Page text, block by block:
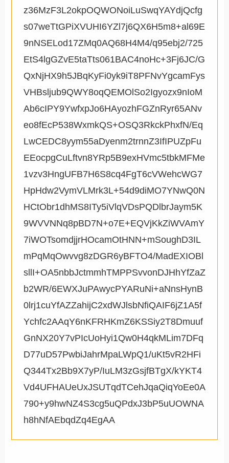
z36MzF3L2okpOQWONoiLuSwqYAYdjQcfg
s07weTtGPiXVUHI6YZl7j6QX6H5m8+al69E
9nNSELod17ZMq0AQ68H4M4/q95ebj2/725
EtS4lgGZvE5taTts061BAC4noHc+3Fj6JC/G
QxNjHX9h5JBqKyFi0yk9iT8PFNvYgcamFys
VHBsljub9QWY8oqQEMOlSo2Igyozx9nIoM
Ab6cIPY9YwfxpJo6HAyozhFGZnRyr65ANv
eo8fEcP538WxmkQS+OSQ3RkckPhxfN/Eq
LwCEDC8yym55aDyenm2trnnZ3IfIPUZpFu
EEocpgCuLftvn8YRp5B9exHVmc5tbkMFMe
1vzv3HngUFB7H6S8cq4FgT6cVWehcWG7
HpHdw2VymVLMrk3L+54d9diMO7YNwQ0N
HCtObr1dhMS8ITy5iVlqVDsPQDlbrJaym5K
9WVVNNq8pBD7N+o7E+EQVjKkZiWVAmY
7iWOTsomdjjrHOcamOtHNN+mSoughD3IL
mPqMqOwvvg8zDGR6yBFTO4/MadEXIOBl
sllI+OA5nbbJctmmhTMPPSvvonDJHhYfZaZ
b2WR/6EWXJuPAwycPYARuNi+aNnsHynB
0lrj1cuYfAZZahijC2xdWJlsbNfiQAIF6jZ1A5f
Ychfc2AAqY6nKFRHKmZ6KSSiy2T8Dmuuf
GnNX20Y7vPIcUoHyi1Qw0H4qkMLim7DFq
D77uD57PwbiJahrMpaLWpQ1/uKt5vR2HFi
Q344Tx2Bb9X7yP/IuLM3zGsjfBTgX/kYKT4
Vd4UFHAUeUxJSUTqdTCehJqaQiqYoEe0A
790+y9hwNZ4S3cg5uQPdxJ3bP5uUOWNA
h8hNfAEbqdZq4EgAA